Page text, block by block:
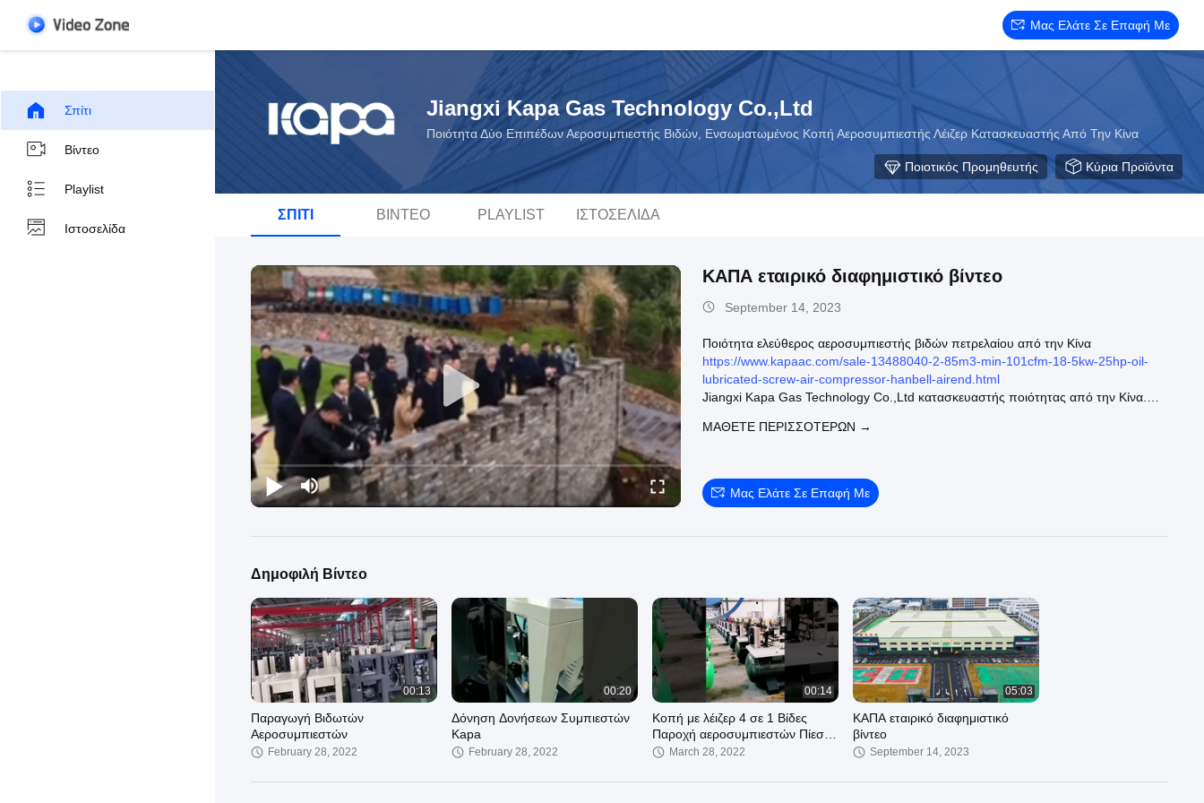
Μας Ελάτε Σε Επαφή Με
Σπίτι
Βίντεο
Playlist
Ιστοσελίδα
Jiangxi Kapa Gas Technology Co.,Ltd
Ποιότητα Δύο Επιπέδων Αεροσυμπιεστής Βιδών, Ενσωματωμένος Κοπή Αεροσυμπιεστής Λέιζερ Κατασκευαστής Από Την Κίνα
Ποιοτικός Προμηθευτής Κύρια Προϊόντα
ΣΠΊΤΙ ΒΊΝΤΕΟ PLAYLIST ΙΣΤΟΣΕΛΊΔΑ
ΚΑΠΑ εταιρικό διαφημιστικό βίντεο
September 14, 2023
Ποιότητα ελεύθερος αεροσυμπιεστής βιδών πετρελαίου από την Κίνα
https://www.kapaac.com/sale-13488040-2-85m3-min-101cfm-18-5kw-25hp-oil-
lubricated-screw-air-compressor-hanbell-airend.html
Jiangxi Kapa Gas Technology Co.,Ltd κατασκευαστής ποιότητας από την Κίνα.
δύο επιπέδων αεροσυμπιεστής βιδών :
430977-laser-cutting-integrated-air-compressor
Αεροσυμπιεστής Drive ζωνών :
Καλώς ήρθατε στην επίσημη ιστοσελίδα μας:https://www.kapaac.com
ΜΆΘΕΤΕ ΠΕΡΙΣΣΌΤΕΡΩΝ →
Μας Ελάτε Σε Επαφή Με
Δημοφιλή Βίντεο
00:13
Παραγωγή Βιδωτών
Αεροσυμπιεστών
February 28, 2022
00:20
Δόνηση Δονήσεων Συμπιεστών
Kapa
February 28, 2022
00:14
Κοπή με λέιζερ 4 σε 1 Βίδες
Παροχή αεροσυμπιεστών Πίεση
16/25/30 Bar
March 28, 2022
05:03
ΚΑΠΑ εταιρικό διαφημιστικό
βίντεο
September 14, 2023